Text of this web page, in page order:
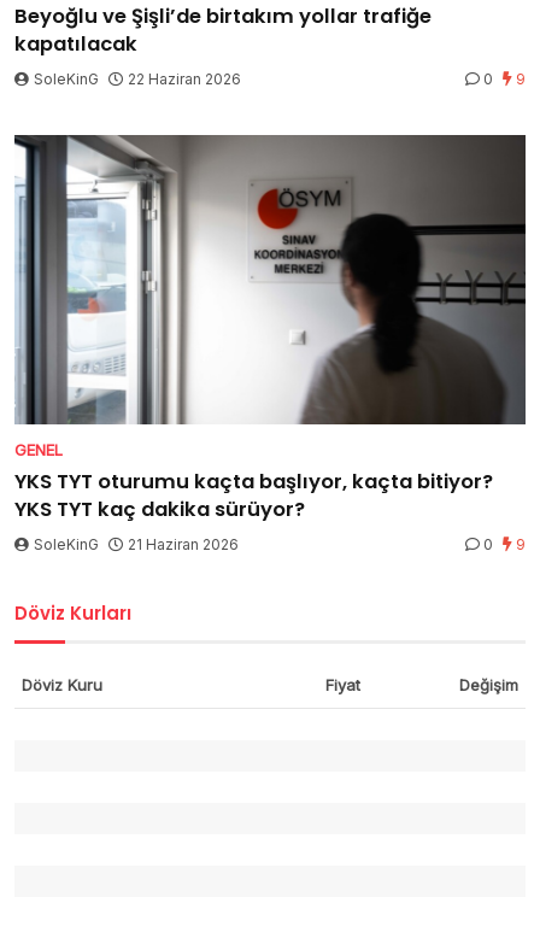
Beyoğlu ve Şişli’de birtakım yollar trafiğe
kapatılacak
SoleKinG 22 Haziran 2026 0 9
GENEL
YKS TYT oturumu kaçta başlıyor, kaçta bitiyor?
YKS TYT kaç dakika sürüyor?
SoleKinG 21 Haziran 2026 0 9
Döviz Kurları
Döviz Kuru Fiyat Değişim